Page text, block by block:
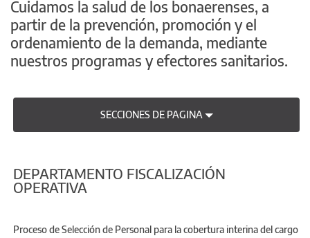
Cuidamos la salud de los bonaerenses, a
partir de la prevención, promoción y el
ordenamiento de la demanda, mediante
nuestros programas y efectores sanitarios.
SECCIONES DE PAGINA
DEPARTAMENTO FISCALIZACIÓN
OPERATIVA
Proceso de Selección de Personal para la cobertura interina del cargo